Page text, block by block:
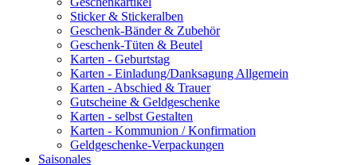
Sticker & Stickeralben
Geschenk-Bänder & Zubehör
Geschenk-Tüten & Beutel
Karten - Geburtstag
Karten - Einladung/Danksagung Allgemein
Karten - Abschied & Trauer
Gutscheine & Geldgeschenke
Karten - selbst Gestalten
Karten - Kommunion / Konfirmation
Geldgeschenke-Verpackungen
Saisonales